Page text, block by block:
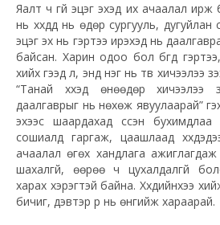
Яалт ч үгүй эцэг эхэд их ачаалал ирж
нь хүүхдүүд нь өдөр сургууль,
эцэг эх нь гэртээ ирэхэд нь
байсан. Харин одоо бол бүгд
хийх гээд л, энд нэг нь тв хичээлээ
“Танай хүүхэд өнөөдөр хичээлээ
даалгаврыг нь нөхөж явуулаарай”
эхээс шаардахад үүссэн
сошиалд гаргаж, цаашлаад
ачаалал өгөх хандлага ажиглагдаж
шахалгүй, өөрөө ч цухалдалгүй
харах хэрэгтэй байна. Хүүхдийнхээ
бичиг, дэвтэр рүү нь өнгийж хараарай.